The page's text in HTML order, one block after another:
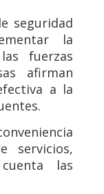
seguridad
la
fuerzas
afirman
a la
servicios,
las